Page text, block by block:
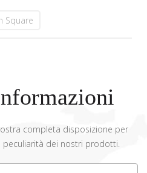
Square
completa disposizione per
peculiarità dei nostri prodotti.